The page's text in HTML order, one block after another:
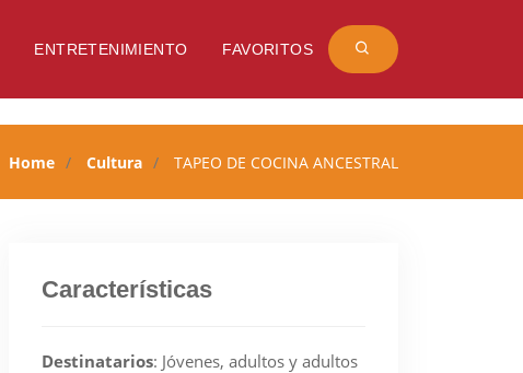
ENTRETENIMIENTO FAVORITOS
Home Cultura TAPEO DE COCINA ANCESTRAL
Características
Destinatarios: Jóvenes, adultos y adultos